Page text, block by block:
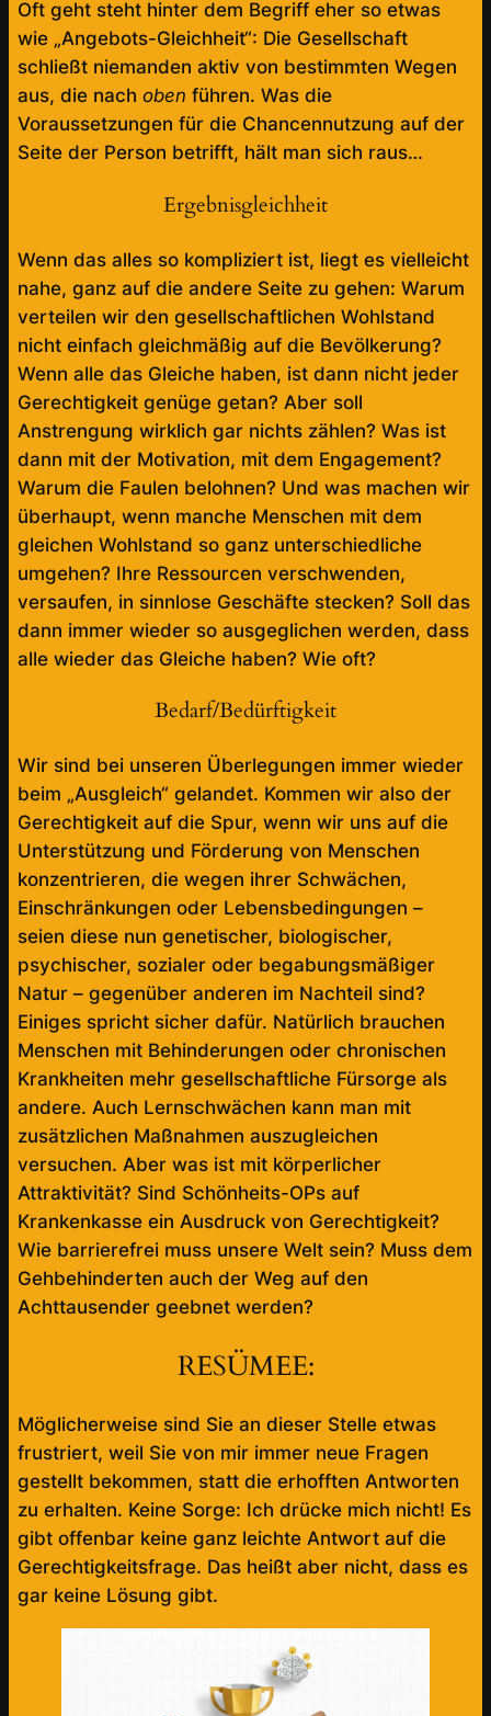
Oft geht steht hinter dem Begriff eher so etwas
wie „Angebots-Gleichheit“: Die Gesellschaft
schließt niemanden aktiv von bestimmten Wegen
aus, die nach oben führen. Was die
Voraussetzungen für die Chancennutzung auf der
Seite der Person betrifft, hält man sich raus…
Ergebnisgleichheit
Wenn das alles so kompliziert ist, liegt es vielleicht
nahe, ganz auf die andere Seite zu gehen: Warum
verteilen wir den gesellschaftlichen Wohlstand
nicht einfach gleichmäßig auf die Bevölkerung?
Wenn alle das Gleiche haben, ist dann nicht jeder
Gerechtigkeit genüge getan? Aber soll
Anstrengung wirklich gar nichts zählen? Was ist
dann mit der Motivation, mit dem Engagement?
Warum die Faulen belohnen? Und was machen wir
überhaupt, wenn manche Menschen mit dem
gleichen Wohlstand so ganz unterschiedliche
umgehen? Ihre Ressourcen verschwenden,
versaufen, in sinnlose Geschäfte stecken? Soll das
dann immer wieder so ausgeglichen werden, dass
alle wieder das Gleiche haben? Wie oft?
Bedarf/Bedürftigkeit
Wir sind bei unseren Überlegungen immer wieder
beim „Ausgleich“ gelandet. Kommen wir also der
Gerechtigkeit auf die Spur, wenn wir uns auf die
Unterstützung und Förderung von Menschen
konzentrieren, die wegen ihrer Schwächen,
Einschränkungen oder Lebensbedingungen –
seien diese nun genetischer, biologischer,
psychischer, sozialer oder begabungsmäßiger
Natur – gegenüber anderen im Nachteil sind?
Einiges spricht sicher dafür. Natürlich brauchen
Menschen mit Behinderungen oder chronischen
Krankheiten mehr gesellschaftliche Fürsorge als
andere. Auch Lernschwächen kann man mit
zusätzlichen Maßnahmen auszugleichen
versuchen. Aber was ist mit körperlicher
Attraktivität? Sind Schönheits-OPs auf
Krankenkasse ein Ausdruck von Gerechtigkeit?
Wie barrierefrei muss unsere Welt sein? Muss dem
Gehbehinderten auch der Weg auf den
Achttausender geebnet werden?
RESÜMEE:
Möglicherweise sind Sie an dieser Stelle etwas
frustriert, weil Sie von mir immer neue Fragen
gestellt bekommen, statt die erhofften Antworten
zu erhalten. Keine Sorge: Ich drücke mich nicht! Es
gibt offenbar keine ganz leichte Antwort auf die
Gerechtigkeitsfrage. Das heißt aber nicht, dass es
gar keine Lösung gibt.